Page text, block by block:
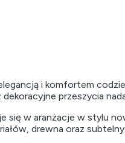
i komfortem
przeszycia
się w aranżacje w stylu
drewna oraz